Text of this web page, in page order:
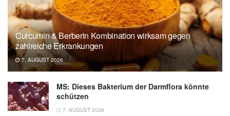
Immunology
King's College London: Gut health
compromised in severe COVID-19
(veröffentlicht 18.02.2022),King's College
London
Curcumin & Berberin Kombination wirksam gegen
zahlreiche Erkrankungen
7. AUGUST 2026
MS: Dieses Bakterium der Darmflora könnte
schützen
7. AUGUST 2026